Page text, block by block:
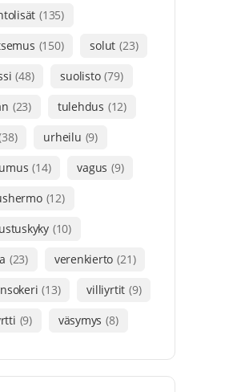
(135)
(150) solut (23)
(48) suolisto (79)
(23) tulehdus (12)
urheilu (9)
(14) vagus (9)
(12)
(10)
(23) verenkierto (21)
(13) villiyrtit (9)
(9) väsymys (8)